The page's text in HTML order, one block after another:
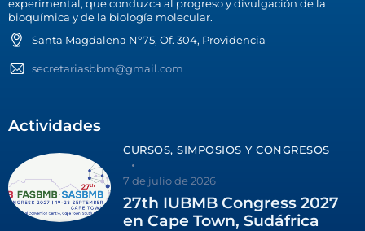
experimental, que conduzca al progreso y divulgación de la
bioquímica y de la biología molecular.
Santa Magdalena N°75, Of. 304, Providencia
secretariasbbm@gmail.com
Actividades
CURSOS, SIMPOSIOS Y CONGRESOS
7 de julio de 2026
27th IUBMB Congress 2027
en Cape Town, Sudáfrica